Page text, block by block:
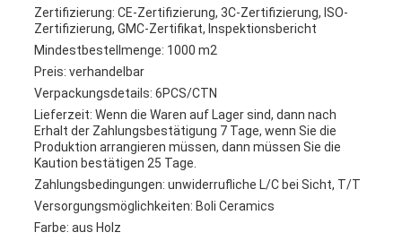
Zertifizierung: CE-Zertifizierung, 3C-Zertifizierung, ISO-
Zertifizierung, GMC-Zertifikat, Inspektionsbericht
Mindestbestellmenge: 1000 m2
Preis: verhandelbar
Verpackungsdetails: 6PCS/CTN
Lieferzeit: Wenn die Waren auf Lager sind, dann nach
Erhalt der Zahlungsbestätigung 7 Tage, wenn Sie die
Produktion arrangieren müssen, dann müssen Sie die
Kaution bestätigen 25 Tage.
Zahlungsbedingungen: unwiderrufliche L/C bei Sicht, T/T
Versorgungsmöglichkeiten: Boli Ceramics
Farbe: aus Holz